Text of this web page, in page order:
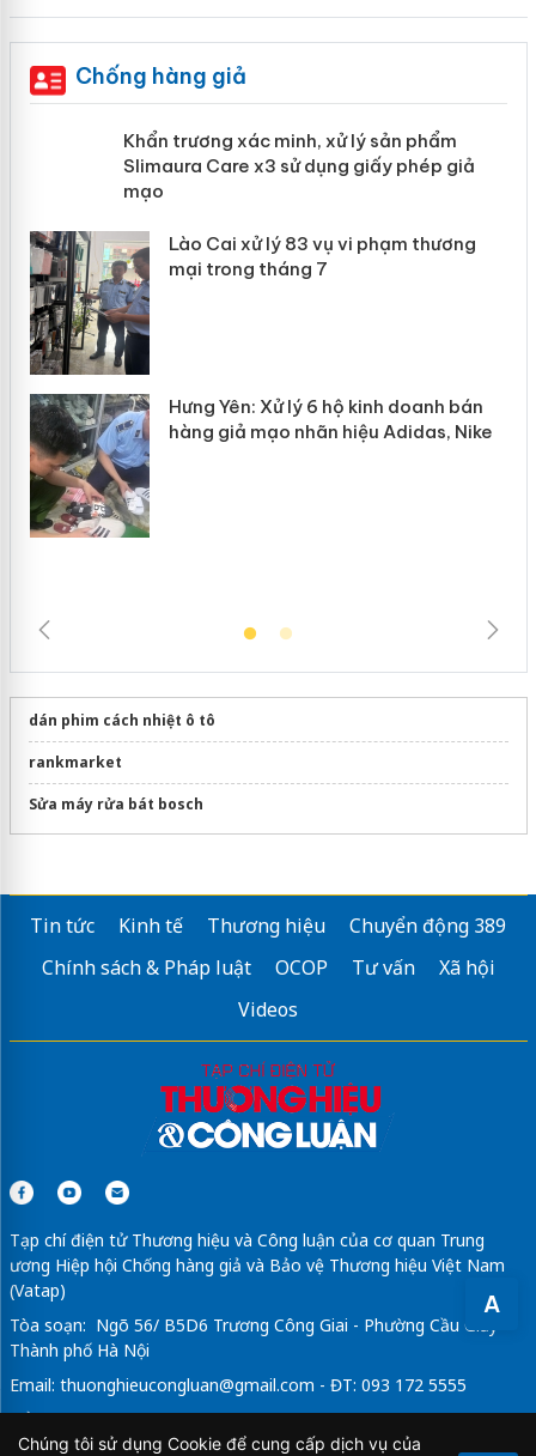
A
Chống hàng giả
Khẩn trương xác minh, xử lý sản phẩm
Slimaura Care x3 sử dụng giấy phép
dán phim cách nhiệt ô tô
rankmarket
Sửa máy rửa bát bosch
Tin tức Kinh tế Thương hiệu
Chuyển động 389
Chính sách & Pháp luật
OCOP Tư vấn
Xã hội
Videos
Tạp chí điện tử Thương hiệu và Công luận của cơ quan Trung
ương Hiệp hội Chống hàng giả và Bảo vệ Thương hiệu Việt Nam
(Vatap)
Tòa soạn: Ngõ 56/ B5D6 Trương Công Giai - Phường Cầu Giấy -
Thành phố Hà Nội
Email: thuonghieucongluan@gmail.com - ĐT: 093 172 5555
Tổng Biên Tập: Vũ Đức Thuận
Chúng tôi sử dụng Cookie để cung cấp dịch vụ của